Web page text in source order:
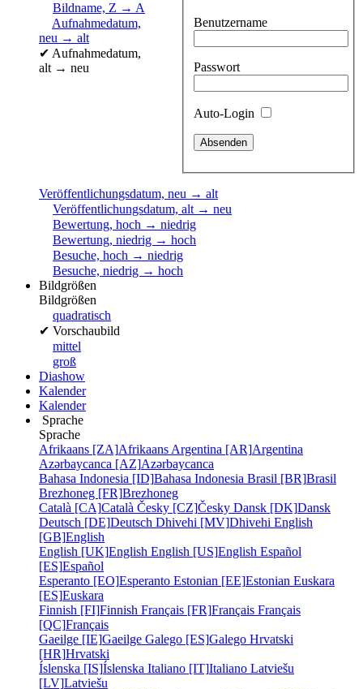
Benutzername
Passwort
Auto-Login
Bildname, Z → A
Aufnahmedatum,
neu → alt
✔ Aufnahmedatum,
alt → neu
Veröffentlichungsdatum, neu → alt
Veröffentlichungsdatum, alt → neu
Bewertung, hoch → niedrig
Bewertung, niedrig → hoch
Besuche, hoch → niedrig
Besuche, niedrig → hoch
Bildgrößen
Bildgrößen
quadratisch
✔ Vorschaubild
mittel
groß
Diashow
Kalender
Kalender
Sprache
Sprache
Afrikaans [ZA]Afrikaans Argentina [AR]Argentina
Azərbaycanca [AZ]Azərbaycanca
Bahasa Indonesia [ID]Bahasa Indonesia Brasil [BR]Brasil
Brezhoneg [FR]Brezhoneg
Català [CA]Català Česky [CZ]Česky Dansk [DK]Dansk
Deutsch [DE]Deutsch Dhivehi [MV]Dhivehi English
[GB]English
English [UK]English English [US]English Español
[ES]Español
Esperanto [EO]Esperanto Estonian [EE]Estonian Euskara
[ES]Euskara
Finnish [FI]Finnish Français [FR]Français Français
[QC]Français
Gaeilge [IE]Gaeilge Galego [ES]Galego Hrvatski
[HR]Hrvatski
Íslenska [IS]Íslenska Italiano [IT]Italiano Latviešu
[LV]Latviešu